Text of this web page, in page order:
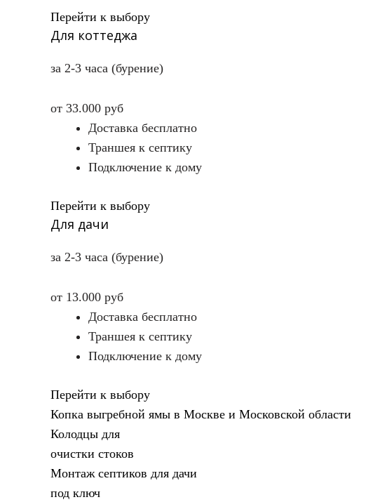
Перейти к выбору
Для коттеджа
за 2-3 часа (бурение)
от 33.000 руб
Доставка бесплатно
Траншея к септику
Подключение к дому
Перейти к выбору
Для дачи
за 2-3 часа (бурение)
от 13.000 руб
Доставка бесплатно
Траншея к септику
Подключение к дому
Перейти к выбору
Копка выгребной ямы в Москве и Московской области
Колодцы для
очистки стоков
Монтаж септиков для дачи
под ключ